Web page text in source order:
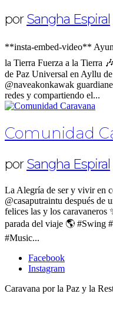
porSangha Espiral
**insta-embed-video**
la Tierra Fuerza a la Tierra
de Paz Universal en Ayllu
@naveakonkawak
redes y compartiendo el...
Comunidad
porSangha Espiral
La Alegría de ser y vivir en
@casaputraintu después de
felices las y los caravaneros
parada del viaje 🌎 #Swing
#Music...
Facebook
Instagram
Caravana por la Paz y la